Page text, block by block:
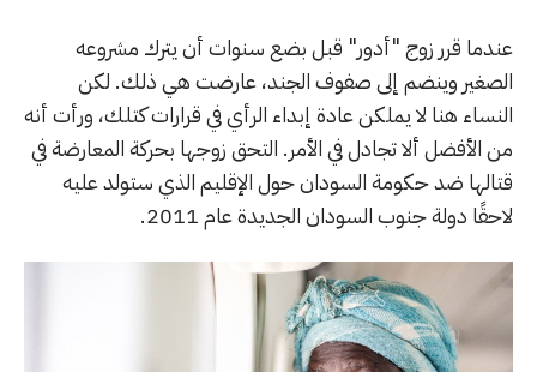
عندما قرر زوج "أدور" قبل بضع سنوات أن يترك مشروعه
الصغير وينضم إلى صفوف الجند، عارضت هي ذلك. لكن
النساء هنا لا يملكن عادة إبداء الرأي في قرارات كتلك، ورأت أنه
من الأفضل ألا تجادل في الأمر. التحق زوجها بحركة المعارضة في
قتالها ضد حكومة السودان حول الإقليم الذي ستولد عليه
لاحقًا دولة جنوب السودان الجديدة عام 2011.